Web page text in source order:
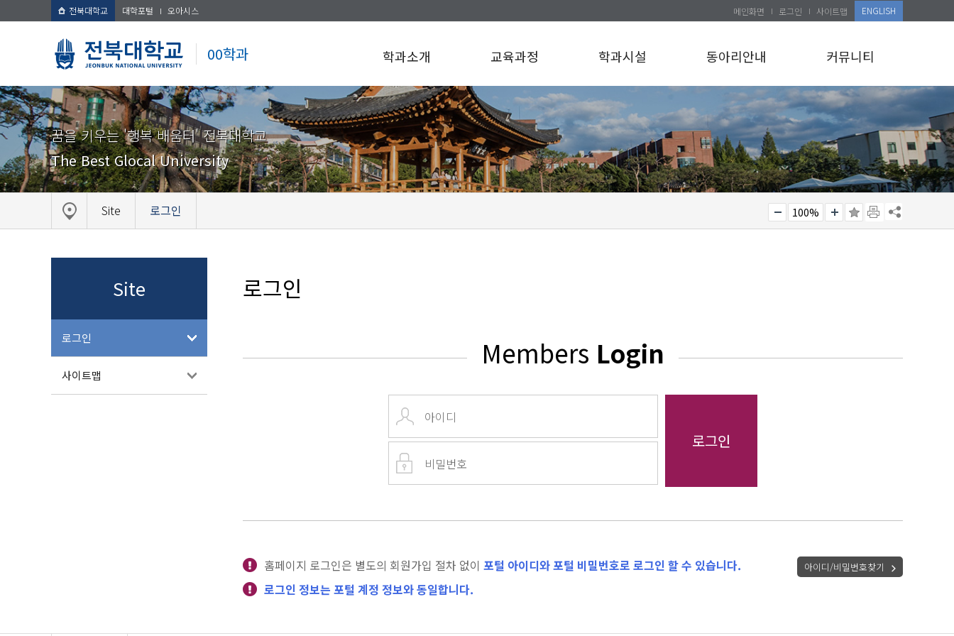
전북대학교 대학포털 오아시스
00학과
메인화면 로그인 사이트맵 ENGLISH
학과소개 교육과정 학과시설 동아리안내 커뮤니티
꿈을 키우는 '행복 배움터' 전북대학교
The Best Glocal University
Site 로그인 100%
Site
로그인
사이트맵
로그인
Members Login
홈페이지 로그인은 별도의 회원가입 절차 없이 포털 아이디와 포털 비밀번호로 로그인 할 수 있습니다.
로그인 정보는 포털 계정 정보와 동일합니다.
아이디/비밀번호찾기